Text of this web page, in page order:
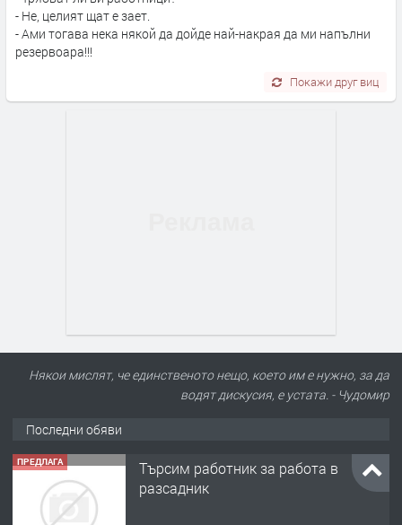
- Не, целият щат е зает.
- Ами тогава нека някой да дойде най-накрая да ми напълни
резервоара!!!
Покажи друг виц
Някои мислят, че единственото нещо, което им е нужно, за да
водят дискусия, е устата. - Чудомир
Последни обяви
ПРЕДЛАГА
Търсим работник за работа в
разсадник